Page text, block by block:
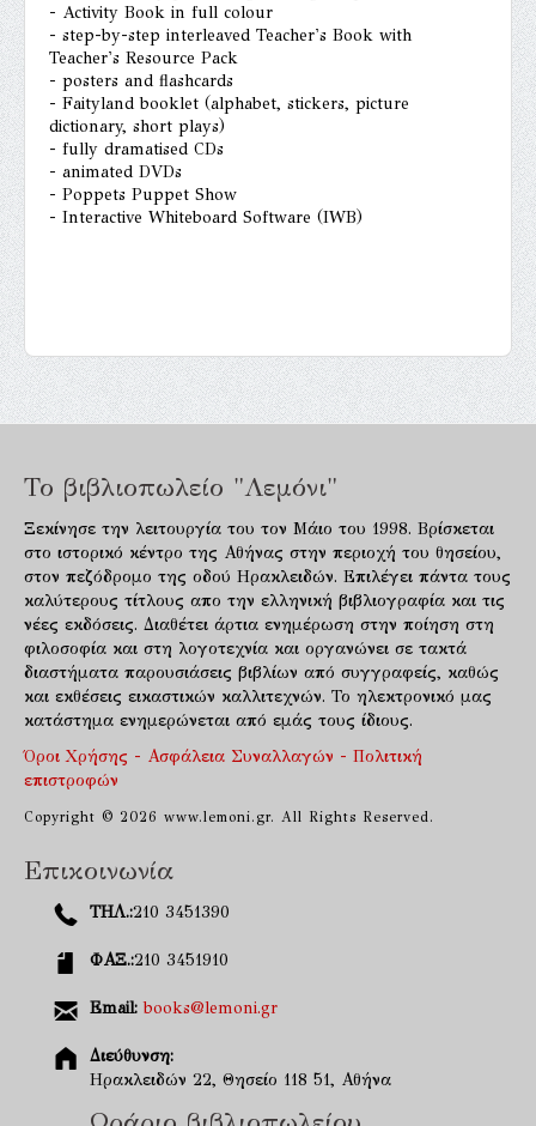
- Activity Book in full colour
- step-by-step interleaved Teacher's Book with
Teacher's Resource Pack
- posters and flashcards
- Faityland booklet (alphabet, stickers, picture
dictionary, short plays)
- fully dramatised CDs
- animated DVDs
- Poppets Puppet Show
- Interactive Whiteboard Software (IWB)
Το βιβλιοπωλείο "Λεμόνι"
Ξεκίνησε την λειτουργία του τον Μάιο του 1998. Βρίσκεται
στο ιστορικό κέντρο της Αθήνας στην περιοχή του θησείου,
στον πεζόδρομο της οδού Ηρακλειδών. Επιλέγει πάντα τους
καλύτερους τίτλους απο την ελληνική βιβλιογραφία και τις
νέες εκδόσεις. Διαθέτει άρτια ενημέρωση στην ποίηση στη
φιλοσοφία και στη λογοτεχνία και οργανώνει σε τακτά
διαστήματα παρουσιάσεις βιβλίων από συγγραφείς, καθώς
και εκθέσεις εικαστικών καλλιτεχνών. Το ηλεκτρονικό μας
κατάστημα ενημερώνεται από εμάς τους ίδιους.
Όροι Χρήσης - Ασφάλεια Συναλλαγών - Πολιτική
επιστροφών
Copyright © 2026 www.lemoni.gr. All Rights Reserved.
Επικοινωνία
ΤΗΛ.:210 3451390
ΦΑΞ.:210 3451910
Email: books@lemoni.gr
Διεύθυνση:
Ηρακλειδών 22, Θησείο 118 51, Αθήνα